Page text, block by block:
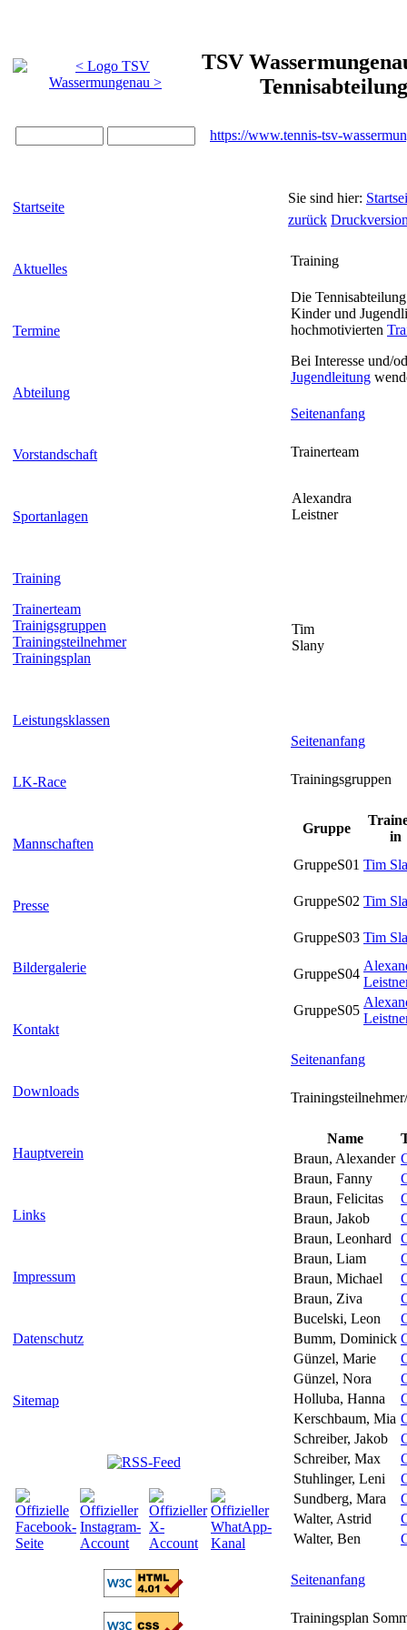
TSV
Tennisabteilung
https://www.tennis-tsv-
Startseite
Aktuelles
Termine
Abteilung
Vorstandschaft
Sportanlagen
Training
Trainerteam
Trainigsgruppen
Trainingsteilnehmer
Trainingsplan
Leistungsklassen
LK-Race
Mannschaften
Presse
Bildergalerie
Kontakt
Downloads
Hauptverein
Links
Impressum
Datenschutz
Sitemap
Sie sind hier:
zurück
Training
Die
Kinder und
hochmotivierten
Bei Interesse und/
Jugendleitung
Seitenanfang
Trainerteam
Alexandra
Leistner
Tim
Slany
Seitenanfang
Trainingsgruppen
Gruppe
in
GruppeS01 Tim
GruppeS02 Tim
GruppeS03 Tim
GruppeS04
GruppeS05
Seitenanfang
Name
Braun, Alexander
Braun, Fanny
Braun, Felicitas
Braun, Jakob
Braun, Leonhard
Braun, Liam
Braun, Michael
Braun, Ziva
Bucelski, Leon
Bumm, Dominick
Günzel, Marie
Günzel, Nora
Holluba, Hanna
Kerschbaum, Mia
Schreiber, Jakob
Schreiber, Max
Stuhlinger, Leni
Sundberg, Mara
Walter, Astrid
Walter, Ben
Seitenanfang
Trainingsplan